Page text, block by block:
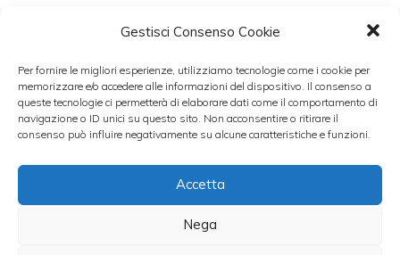
Gestisci Consenso Cookie
Per fornire le migliori esperienze, utilizziamo tecnologie come i cookie per
memorizzare e/o accedere alle informazioni del dispositivo. Il consenso a
queste tecnologie ci permetterà di elaborare dati come il comportamento di
navigazione o ID unici su questo sito. Non acconsentire o ritirare il
consenso può influire negativamente su alcune caratteristiche e funzioni.
Accetta
Nega
Quindi se avete del pesce da cucinare,
mettetelo in una teglia, copritelo di sale
grosso e poi infornate a 250 gradi per il
tempo necessario alla cottura della carne,
portare in tavola. Alla fine spolverate il sale
che non si è trasformato in crosta, rompete